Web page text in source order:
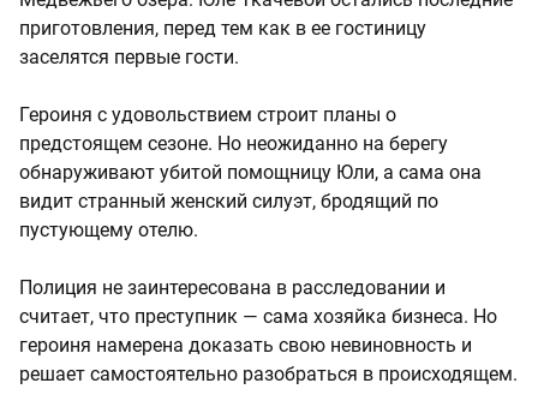
приготовления, перед тем как в ее гостиницу
заселятся первые гости.
Героиня с удовольствием строит планы о
предстоящем сезоне. Но неожиданно на берегу
обнаруживают убитой помощницу Юли, а сама она
видит странный женский силуэт, бродящий по
пустующему отелю.
Полиция не заинтересована в расследовании и
считает, что преступник — сама хозяйка бизнеса. Но
героиня намерена доказать свою невиновность и
решает самостоятельно разобраться в происходящем.